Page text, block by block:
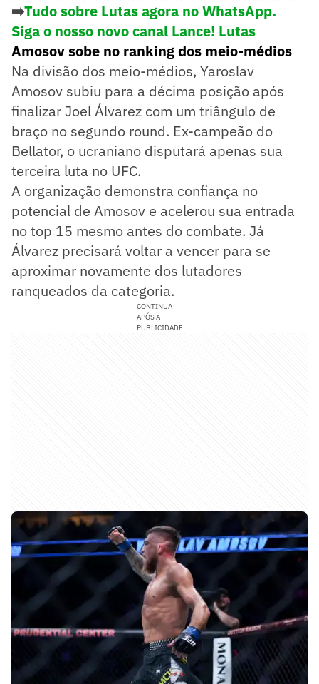
➡️Tudo sobre Lutas agora no WhatsApp.
Siga o nosso novo canal Lance! Lutas
Amosov sobe no ranking dos meio-médios
Na divisão dos meio-médios, Yaroslav
Amosov subiu para a décima posição após
finalizar Joel Álvarez com um triângulo de
braço no segundo round. Ex-campeão do
Bellator, o ucraniano disputará apenas sua
terceira luta no UFC.
A organização demonstra confiança no
potencial de Amosov e acelerou sua entrada
no top 15 mesmo antes do combate. Já
Álvarez precisará voltar a vencer para se
aproximar novamente dos lutadores
ranqueados da categoria.
CONTINUA
APÓS A
PUBLICIDADE